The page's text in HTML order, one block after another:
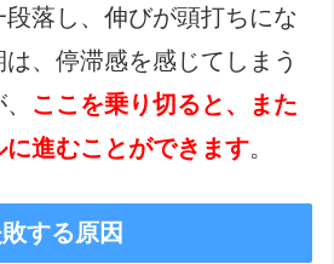
落し、伸びが頭打ちにな
、停滞感を感じてしまう
ここを乗り切ると、また
進むことができます。
する原因